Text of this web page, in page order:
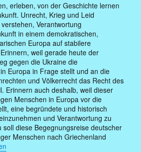
erleben, von der Geschichte lernen
Unrecht, Krieg und Leid
Verantwortung
in einem demokratischen,
Europa auf stabilere
weil gerade heute der
gegen die Ukraine die
Europa in Frage stellt und an die
und Völkerrecht das Recht des
Erinnern auch deshalb, weil dieser
Menschen in Europa vor die
eine begründete und historisch
und Verantwortung zu
soll diese Begegnungsreise deutscher
Menschen nach Griechenland
Griechischer Jugendaustausch September